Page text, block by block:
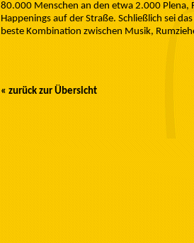
80.000 Menschen an den etwa 2.000
Happenings auf der Straße. Schließlich sei
beste Kombination zwischen Musik,
« zurück zur Übersicht